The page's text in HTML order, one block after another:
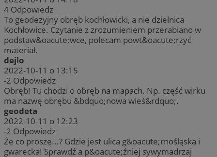
4 Odpowiedz
To geodezyjny obręb kochłowicki, a nie dzielnica
Kochłowice. Czytanie z zrozumieniem przerabiano w
podstaw&oacute;wce, polecam powt&oacute;rzyć
materiał.
dejlo
2022-10-11 o 13:15
-2 Odpowiedz
Obręb! Tu chodzi o obręb na mapach. Np. część wirku
ma nazwę obrębu &bdquo;nowa wieś&rdquo;.
geodeta
2022-10-11 o 12:23
-2 Odpowiedz
Że co proszę...? Gdzie jest ulica g&oacute;rnośląska i
gwarecka! Sprawdź a p&oacute;źniej sywymadrzaj